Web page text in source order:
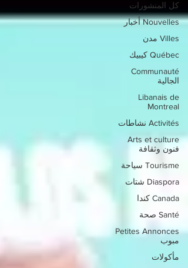
كل المنشورات
Nouvelles أخبار
Villes مدن
Québec كيبيك
Communauté
الجالية
Libanais de
Montreal
Activités نشاطات
Arts et culture
فنون وثقافة
Tourisme سياحة
Diaspora شتات
Canada كندا
Santé صحة
Petites Annonces
مبوب
مأكولات